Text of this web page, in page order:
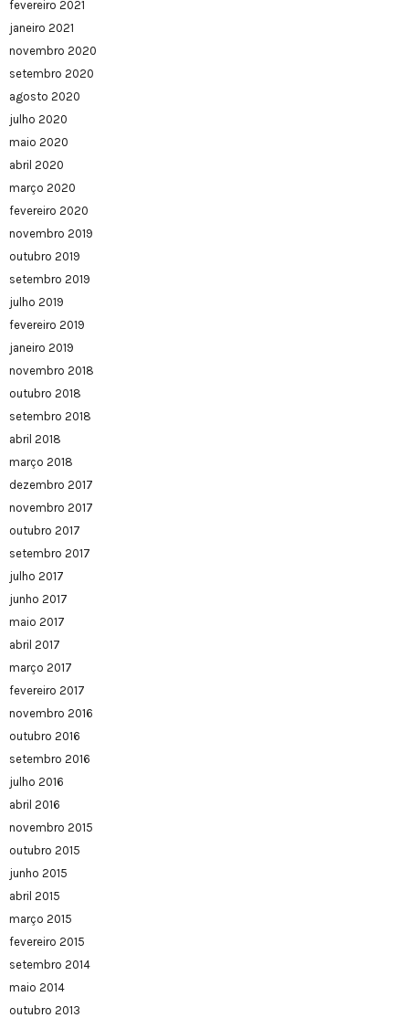
fevereiro 2021
janeiro 2021
novembro 2020
setembro 2020
agosto 2020
julho 2020
maio 2020
abril 2020
março 2020
fevereiro 2020
novembro 2019
outubro 2019
setembro 2019
julho 2019
fevereiro 2019
janeiro 2019
novembro 2018
outubro 2018
setembro 2018
abril 2018
março 2018
dezembro 2017
novembro 2017
outubro 2017
setembro 2017
julho 2017
junho 2017
maio 2017
abril 2017
março 2017
fevereiro 2017
novembro 2016
outubro 2016
setembro 2016
julho 2016
abril 2016
novembro 2015
outubro 2015
junho 2015
abril 2015
março 2015
fevereiro 2015
setembro 2014
maio 2014
outubro 2013